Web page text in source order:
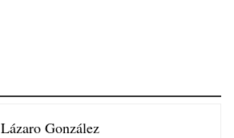
Lázaro González